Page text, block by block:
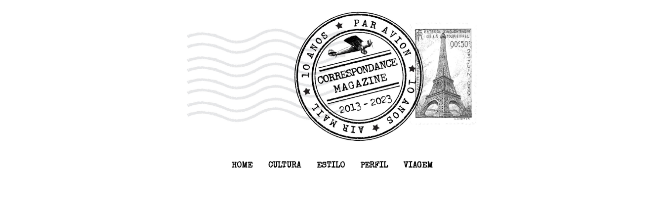
HOME CULTURA ESTILO PERFIL VIAGEM